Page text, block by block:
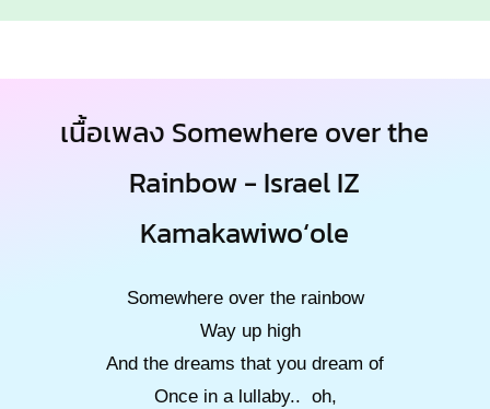
เนื้อเพลง Somewhere over the
Rainbow - Israel IZ
Kamakawiwoʻole
Somewhere over the rainbow
Way up high
And the dreams that you dream of
Once in a lullaby.. oh,